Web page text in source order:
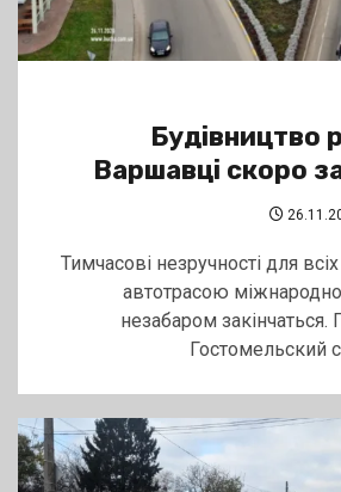
Будівництво
Варшавці скоро
Тимчасові незручності для
автотрасою
незабаром
Гостомельский